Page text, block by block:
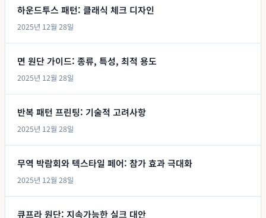
하운드투스 패턴: 클래식 체크 디자인
2025년 12월 28일
면 원단 가이드: 종류, 특성, 최적 용도
2025년 12월 28일
반복 패턴 프린팅: 기술적 고려사항
2025년 12월 28일
무역 박람회와 텍스타일 페어: 참가 효과 극대화
2025년 12월 28일
큐프라 원단: 지속가능한 실크 대안